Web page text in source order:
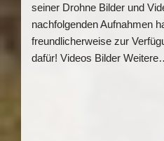
seiner Drohne Bilder und
nachfolgenden Aufnahmen
freundlicherweise zur
dafür! Videos Bilder